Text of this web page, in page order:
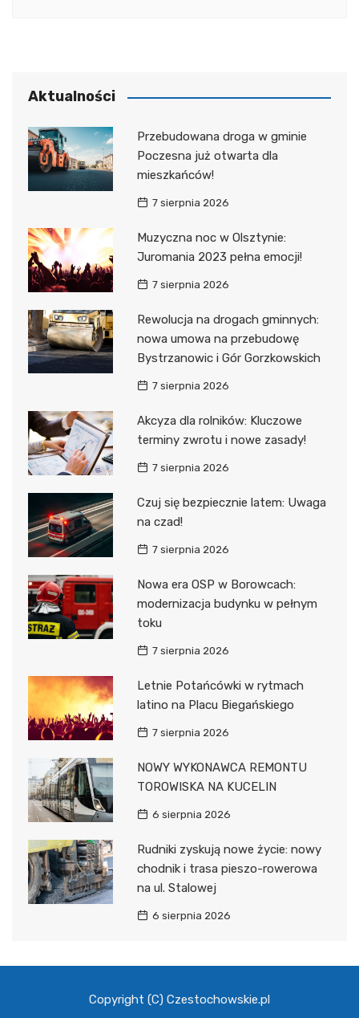
Aktualności
Przebudowana droga w gminie
Poczesna już otwarta dla
mieszkańców!
7 sierpnia 2026
Muzyczna noc w Olsztynie:
Juromania 2023 pełna emocji!
7 sierpnia 2026
Rewolucja na drogach gminnych:
nowa umowa na przebudowę
Bystrzanowic i Gór Gorzkowskich
7 sierpnia 2026
Akcyza dla rolników: Kluczowe
terminy zwrotu i nowe zasady!
7 sierpnia 2026
Czuj się bezpiecznie latem: Uwaga
na czad!
7 sierpnia 2026
Nowa era OSP w Borowcach:
modernizacja budynku w pełnym
toku
7 sierpnia 2026
Letnie Potańcówki w rytmach
latino na Placu Biegańskiego
7 sierpnia 2026
NOWY WYKONAWCA REMONTU
TOROWISKA NA KUCELIN
6 sierpnia 2026
Rudniki zyskują nowe życie: nowy
chodnik i trasa pieszo-rowerowa
na ul. Stalowej
6 sierpnia 2026
Copyright (C) Czestochowskie.pl